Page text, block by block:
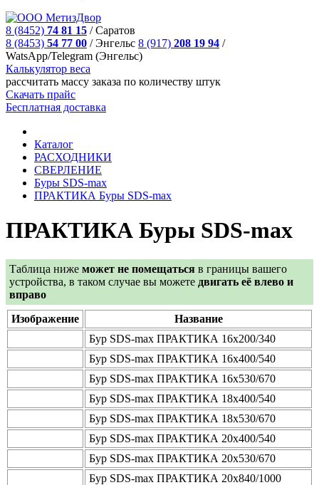
8 (8452) 74 81 15 /Саратов
8 (8453) 54 77 00 /Энгельс 8 (917) 208 19 94 /
WatsApp/Telegram (Энгельс)
Калькулятор веса
рассчитать массу заказа по количеству штук
Скачать прайс
Бесплатная доставка
Каталог
РАСХОДНИКИ
СВЕРЛЕНИЕ
Буры SDS-max
ПРАКТИКА Буры SDS-max
ПРАКТИКА Буры SDS-max
Таблица ниже может не помещаться в границы вашего
устройства, в таком случае вы можете двигать её влево и
вправо
Изображение
Название
Бур SDS-max ПРАКТИКА 16х200/340
Бур SDS-max ПРАКТИКА 16х400/540
Бур SDS-max ПРАКТИКА 16х530/670
Бур SDS-max ПРАКТИКА 18х400/540
Бур SDS-max ПРАКТИКА 18х530/670
Бур SDS-max ПРАКТИКА 20х400/540
Бур SDS-max ПРАКТИКА 20х530/670
Бур SDS-max ПРАКТИКА 20х840/1000